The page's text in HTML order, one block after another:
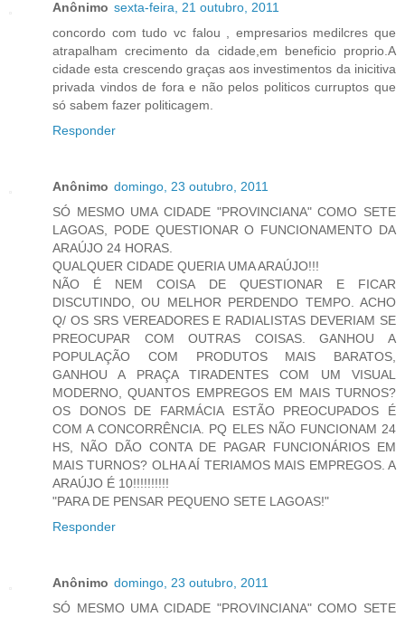
Anônimo sexta-feira, 21 outubro, 2011
concordo com tudo vc falou , empresarios medilcres que
atrapalham crecimento da cidade,em beneficio proprio.A
cidade esta crescendo graças aos investimentos da inicitiva
privada vindos de fora e não pelos politicos curruptos que
só sabem fazer politicagem.
Responder
Anônimo domingo, 23 outubro, 2011
SÓ MESMO UMA CIDADE "PROVINCIANA" COMO SETE
LAGOAS, PODE QUESTIONAR O FUNCIONAMENTO DA
ARAÚJO 24 HORAS.
QUALQUER CIDADE QUERIA UMA ARAÚJO!!!
NÃO É NEM COISA DE QUESTIONAR E FICAR
DISCUTINDO, OU MELHOR PERDENDO TEMPO. ACHO
Q/ OS SRS VEREADORES E RADIALISTAS DEVERIAM SE
PREOCUPAR COM OUTRAS COISAS. GANHOU A
POPULAÇÃO COM PRODUTOS MAIS BARATOS,
GANHOU A PRAÇA TIRADENTES COM UM VISUAL
MODERNO, QUANTOS EMPREGOS EM MAIS TURNOS?
OS DONOS DE FARMÁCIA ESTÃO PREOCUPADOS É
COM A CONCORRÊNCIA. PQ ELES NÃO FUNCIONAM 24
HS, NÃO DÃO CONTA DE PAGAR FUNCIONÁRIOS EM
MAIS TURNOS? OLHA AÍ TERIAMOS MAIS EMPREGOS. A
ARAÚJO É 10!!!!!!!!!!
"PARA DE PENSAR PEQUENO SETE LAGOAS!"
Responder
Anônimo domingo, 23 outubro, 2011
SÓ MESMO UMA CIDADE "PROVINCIANA" COMO SETE